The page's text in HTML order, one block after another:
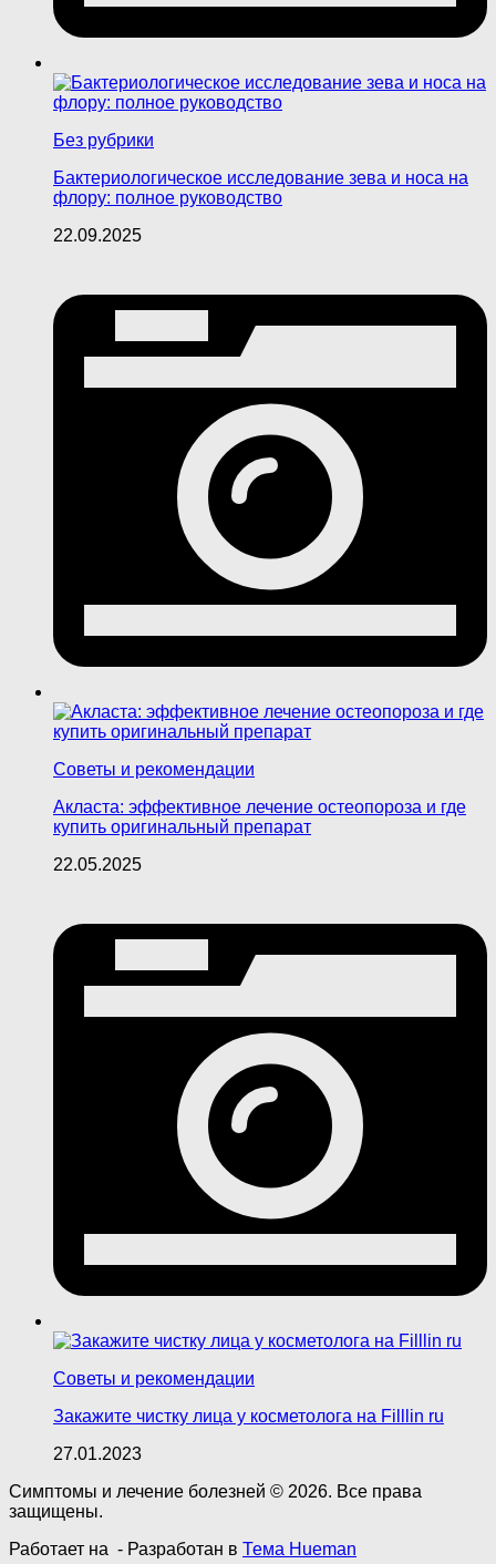
Без рубрики
Бактериологическое исследование зева и носа на
флору: полное руководство
22.09.2025
Советы и рекомендации
Акласта: эффективное лечение остеопороза и где
купить оригинальный препарат
22.05.2025
Советы и рекомендации
Закажите чистку лица у косметолога на Filllin ru
27.01.2023
Симптомы и лечение болезней © 2026. Все права
защищены.
Работает на - Разработан в Тема Hueman